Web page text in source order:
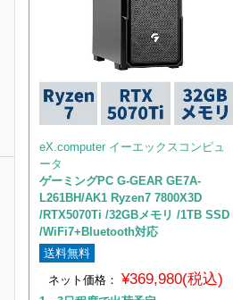
eX.computer イーエックスコンピュ
ータ
ゲーミングPC G-GEAR GE7A-
L261BH/AK1 Ryzen7 7800X3D
/RTX5070Ti /32GBメモリ /1TB SSD
/WiFi7+Bluetooth対応
送料無料
ネット価格： ¥369,980(税込)